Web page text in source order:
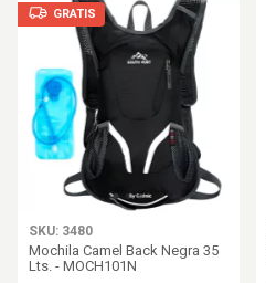
GRATIS
SKU: 3480
Mochila Camel Back Negra 35
Lts. - MOCH101N